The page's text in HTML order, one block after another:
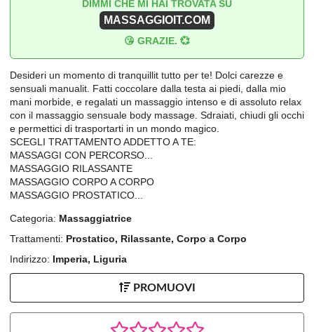
DIMMI CHE MI HAI TROVATA SU
MASSAGGIOIT.COM
😘 GRAZIE. 💞
Desideri un momento di tranquillit tutto per te! Dolci carezze e
sensuali manualit. Fatti coccolare dalla testa ai piedi, dalla mio
mani morbide, e regalati un massaggio intenso e di assoluto relax
con il massaggio sensuale body massage. Sdraiati, chiudi gli occhi
e permettici di trasportarti in un mondo magico.
SCEGLI TRATTAMENTO ADDETTO A TE:
MASSAGGI CON PERCORSO...
MASSAGGIO RILASSANTE
MASSAGGIO CORPO A CORPO
MASSAGGIO PROSTATICO...
Categoria: Massaggiatrice
Trattamenti: Prostatico, Rilassante, Corpo a Corpo
Indirizzo: Imperia, Liguria
PROMUOVI